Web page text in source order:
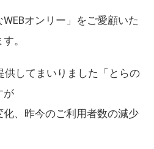
オンリー」をご愛顧いた
。
供してまいりました「とらの
が
、昨今のご利用者数の減少